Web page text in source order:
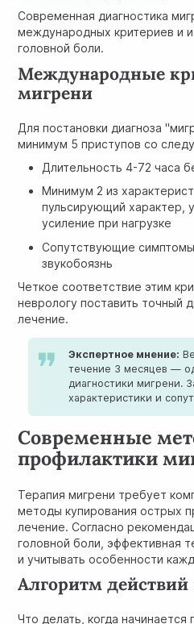
Современная диагностика
международных критериев и
головной боли.
Международные
мигрени
Для постановки диагноза
минимум 5 приступов со
Длительность 4-72 часа
Минимум 2 из
пульсирующий характер,
усиление при нагрузке
Сопутствующие
звукобоязнь
Четкое соответствие этим
неврологу поставить точный
лечение.
Экспертное мнение:
течение 3 месяцев —
диагностики мигрени.
характеристики и
Современные
профилактики
Терапия мигрени требует
методы купирования острых
лечение. Согласно
головной боли , эффективная
и учитывать особенности
Алгоритм
Что делать, когда